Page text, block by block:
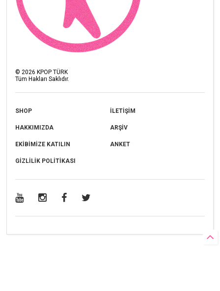
© 2026 KPOP TÜRK
Tüm Hakları Saklıdır.
SHOP İLETİŞİM
HAKKIMIZDA ARŞİV
EKİBİMİZE KATILIN ANKET
GİZLİLİK POLİTİKASI